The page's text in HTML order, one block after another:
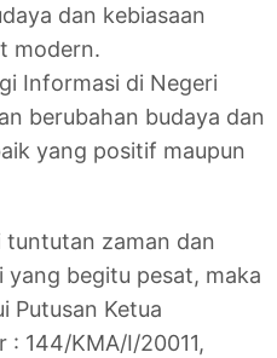
dan kebiasaan
modern.
Informasi di Negeri
berubahan budaya dan
yang positif maupun
tuntutan zaman dan
begitu pesat, maka
Putusan Ketua
: 144/KMA/I/20011,